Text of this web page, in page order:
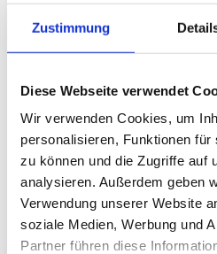
Zustimmung
Diese Webseite verwendet
Wir verwenden Cookies, um
personalisieren, Funktionen
zu können und die Zugriffe auf
analysieren. Außerdem geben
Verwendung unserer Website
soziale Medien, Werbung und
Partner führen diese
NEWS
PRÜFING
Warum ist diese Partnerschaft
Die Follow me-Partnerschaft
Betriebsnachfolge! Die
wirtschaftliche, sondern auch
Expert:innen bieten
Generationenwechsel in
zu gestalten. Sie unterstützen
Anpassung von Betriebsanlagen,
wodurch technische
sondern optimiert werden.